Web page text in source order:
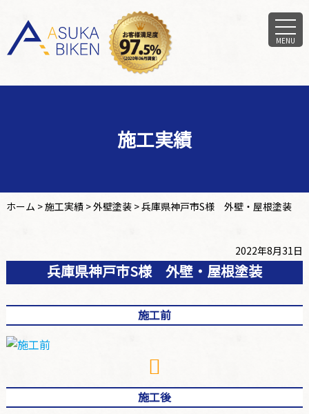
MENU
施工実績
ホーム >施工実績>外壁塗装>兵庫県神戸市S様 外壁・屋根塗装
2022年8月31日
兵庫県神戸市S様 外壁・屋根塗装
施工前
施工後